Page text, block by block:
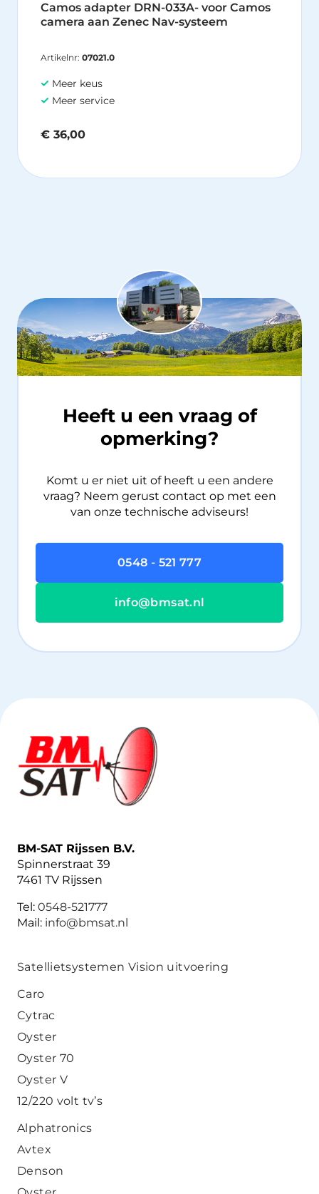
Camos adapter DRN-033A- voor Camos
camera aan Zenec Nav-systeem
Artikelnr: 07021.0
Meer keus
Meer service
€ 36,00
Heeft u een vraag of
opmerking?
Komt u er niet uit of heeft u een andere
vraag? Neem gerust contact op met een
van onze technische adviseurs!
0548 - 521 777
info@bmsat.nl
BM-SAT Rijssen B.V.
Spinnerstraat 39
7461 TV Rijssen
Tel: 0548-521777
Mail: info@bmsat.nl
Satellietsystemen Vision uitvoering
Caro
Cytrac
Oyster
Oyster 70
Oyster V
12/220 volt tv’s
Alphatronics
Avtex
Denson